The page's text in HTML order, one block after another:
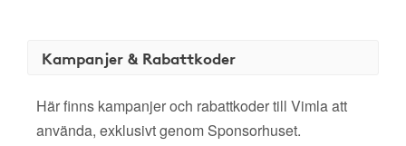
Kampanjer & Rabattkoder
Här finns kampanjer och rabattkoder till Vimla att
använda, exklusivt genom Sponsorhuset.